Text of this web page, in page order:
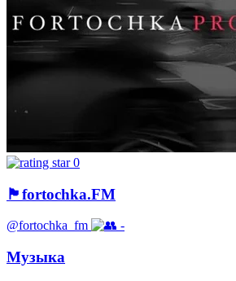
0
🏴fortochka.FM
@fortochka_fm -
Музыка